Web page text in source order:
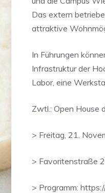
Das extern
attraktive
In Führungen
Infrastruktur der
Labor, eine
Zwtl.: Open House
> Freitag, 21.
> Favoritenstraße
> Programm: